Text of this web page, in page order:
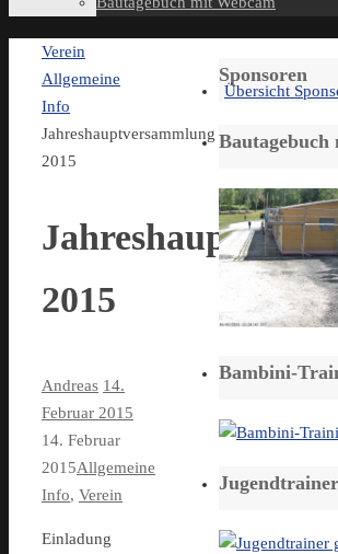
Start
Verein
Allgemeine
Info
Jahreshauptversammlung
2015
2015
Andreas 14.
Februar 2015
14. Februar
2015Allgemeine
Info, Verein
Einladung
Sponsoren
Übersicht
Bautagebuch
Bambini-